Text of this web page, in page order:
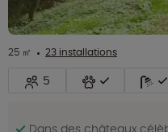
25 ㎡ 23 installations
5